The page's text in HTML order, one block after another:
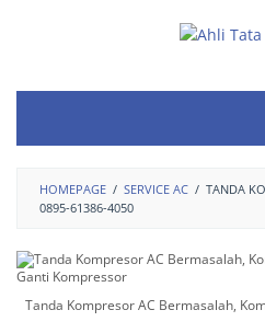
HOMEPAGE / SERVICE AC / TANDA
0895-61386-4050
Tanda Kompresor AC Bermasalah,